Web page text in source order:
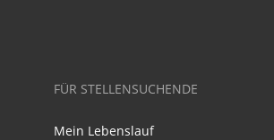
FÜR STELLENSUCHENDE
Mein Lebenslauf